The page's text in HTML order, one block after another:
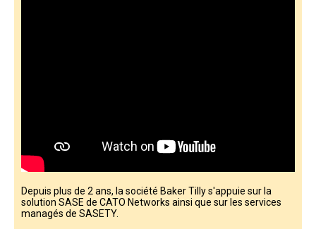
Depuis plus de 2 ans, la société Baker Tilly s'appuie sur la
solution SASE de CATO Networks ainsi que sur les services
managés de SASETY.